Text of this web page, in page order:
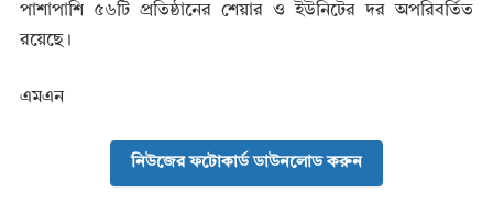
পাশাপাশি ৫৬টি প্রতিষ্ঠানের শেয়ার ও ইউনিটের দর অপরিবর্তিত
রয়েছে।
এমএন
নিউজের ফটোকার্ড ডাউনলোড করুন